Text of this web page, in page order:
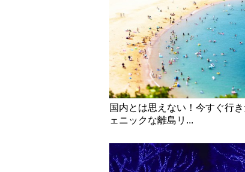
国内とは思えない！今すぐ行
ェニックな離島リ...